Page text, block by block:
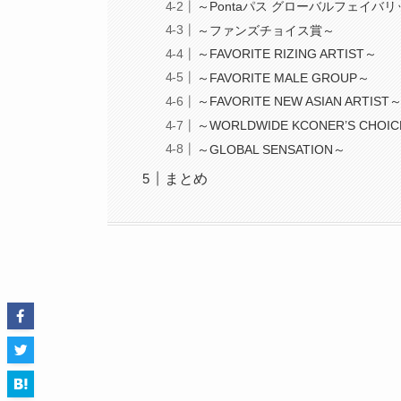
～Pontaパス グローバルフェイバリ
～ファンズチョイス賞～
～FAVORITE RIZING ARTIST～
～FAVORITE MALE GROUP～
～FAVORITE NEW ASIAN ARTIST～
～WORLDWIDE KCONER’S
～GLOBAL SENSATION～
まとめ